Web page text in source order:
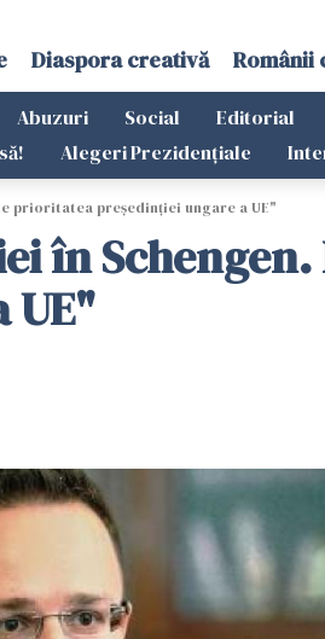
Diaspora creativă Românii
Abuzuri Social Editorial
Alegeri Prezidențiale
prioritatea președinției ungare a UE"
în
UE"